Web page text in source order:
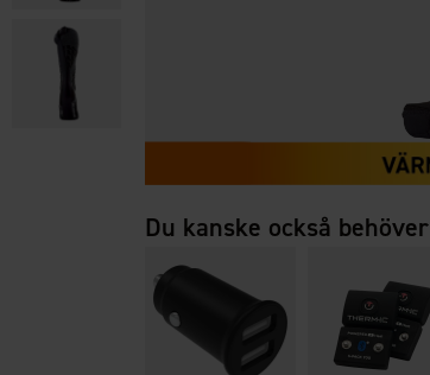
Du kanske också behöver